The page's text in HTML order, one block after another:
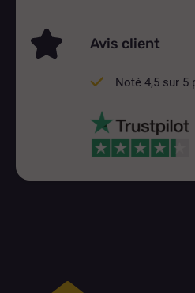
Avis client
Noté 4,5 sur 5